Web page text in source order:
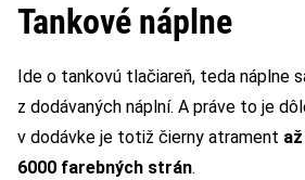
Tankové náplne
Ide o tankovú tlačiareň, teda náplne
z dodávaných náplní. A práve to je
v dodávke je totiž čierny atrament
6000 farebných strán.